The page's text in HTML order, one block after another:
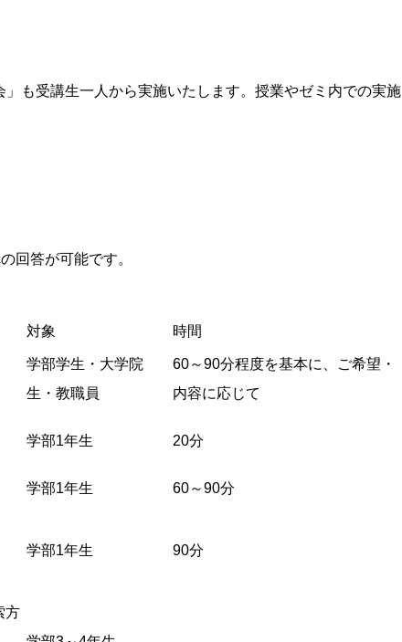
も受講生一人から実施いたします。授業やゼミ内での実施
回答が可能です。
対象 時間
学部学生・大学院
生・教職員
60～90分程度を基本に、ご希望・
内容に応じて
学部1年生 20分
学部1年生 60～90分
学部1年生 90分
方